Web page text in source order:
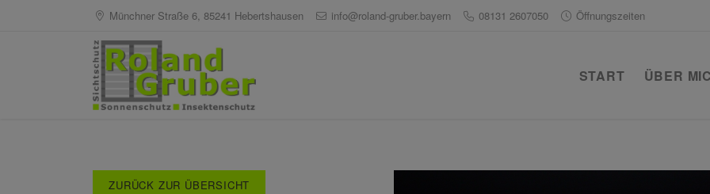
Münchner Straße 6, 85241 Hebertshausen info@roland-gruber.bayern 08131 2607050 Öffnungszeiten
START ÜBER
ZURÜCK ZUR ÜBERSICHT